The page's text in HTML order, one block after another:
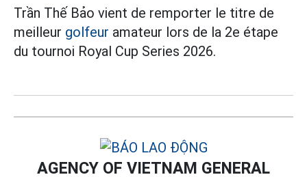
Trần Thế Bảo vient de remporter le titre de
meilleur golfeur amateur lors de la 2e étape
du tournoi Royal Cup Series 2026.
AGENCY OF VIETNAM GENERAL